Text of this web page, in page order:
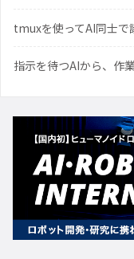
tmuxを使ってAI同士で
指示を待つAIから、作